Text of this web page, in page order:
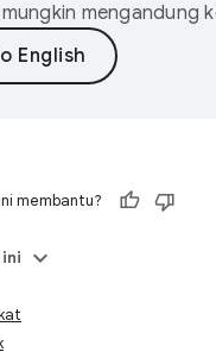
mengandung
membantu?
ini